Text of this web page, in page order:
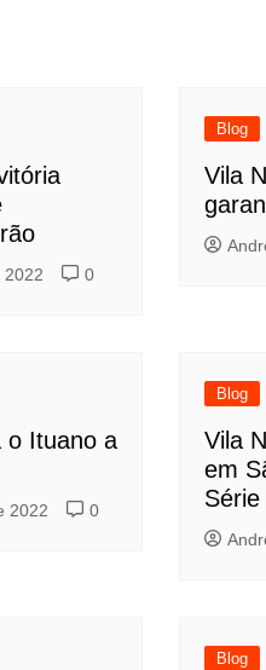
2022 0
Blog
Vila
o Ituano a
2022 0
Blog
Vila
em
Série
Blog